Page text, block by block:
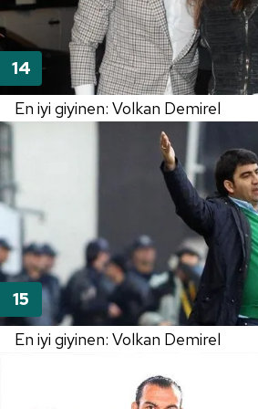
En iyi giyinen: Volkan Demirel
En iyi giyinen: Volkan Demirel